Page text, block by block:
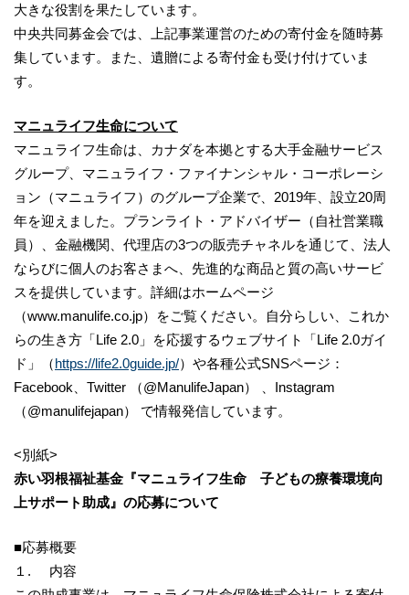
大きな役割を果たしています。
中央共同募金会では、上記事業運営のための寄付金を随時募
集しています。また、遺贈による寄付金も受け付けていま
す。
マニュライフ生命について
マニュライフ生命は、カナダを本拠とする大手金融サービス
グループ、マニュライフ・ファイナンシャル・コーポレーシ
ョン（マニュライフ）のグループ企業で、2019年、設立20周
年を迎えました。プランライト・アドバイザー（自社営業職
員）、金融機関、代理店の3つの販売チャネルを通じて、法人
ならびに個人のお客さまへ、先進的な商品と質の高いサービ
スを提供しています。詳細はホームページ
（www.manulife.co.jp）をご覧ください。自分らしい、これか
らの生き方「Life 2.0」を応援するウェブサイト「Life 2.0ガイ
ド」（https://life2.0guide.jp/）や各種公式SNSページ：
Facebook、Twitter （@ManulifeJapan） 、Instagram
（@manulifejapan） で情報発信しています。
<別紙>
赤い羽根福祉基金『マニュライフ生命 子どもの療養環境向
上サポート助成』の応募について
■応募概要
１. 内容